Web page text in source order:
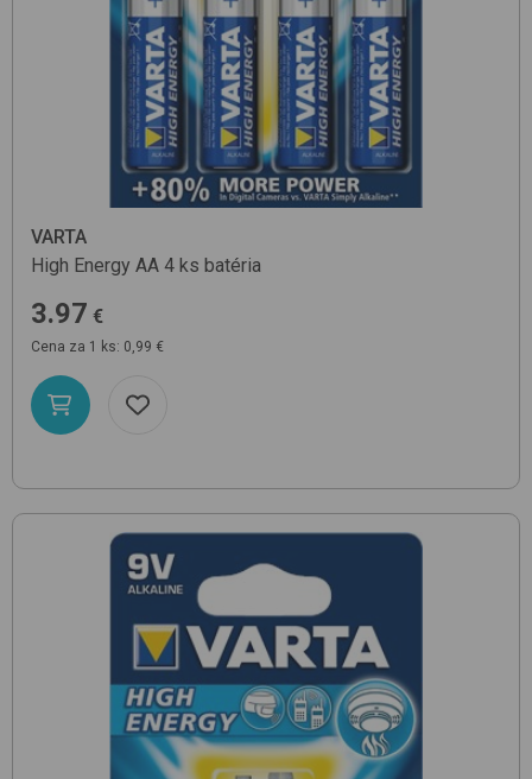
VARTA
High Energy AA 4 ks batéria
3.97 €
Cena za 1 ks: 0,99 €